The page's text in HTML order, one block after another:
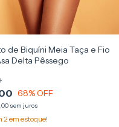
de Biquíni Meia Taça e Fio
Delta Pêssego
68% OFF
sem juros
2 em estoque!